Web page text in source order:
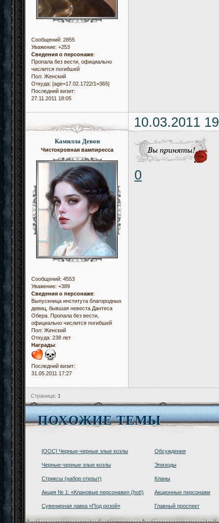
Сообщений: 2855
Уважение: +253
Сведения о персонаже:
Пропала без вести, официально
числится погибшей
Пол: Женский
Откуда: [age=17.02.1722/1=365]
Последний визит:
27.11.2011 18:05
10.03.2011
Камилла Девон
Чистокровная вампиресса
Сообщений: 4553
Уважение: +389
Сведения о персонаже:
Выпускница института благородных
девиц, бывшая невеста Дантеса
Обера. Пропала без вести,
официально числится погибшей
Пол: Женский
Откуда: 238 лет
Награды:
Последний визит:
31.05.2011 17:27
0
Страница: 1
ПОХОЖИЕ ТЕМЫ
[OOC] Черные-черные злые козлы Обсуждения
Черные-черные злые козлы Эпизоды
Стриксы (набор открыт) Кланы
Акция № 1: «Клановые персонажи» (hot!) Акционные персонажи
Сувенирная лавка «Под розой» Главный проспект